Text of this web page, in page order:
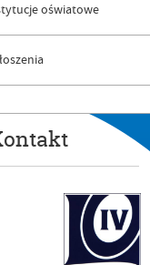
oświatowe